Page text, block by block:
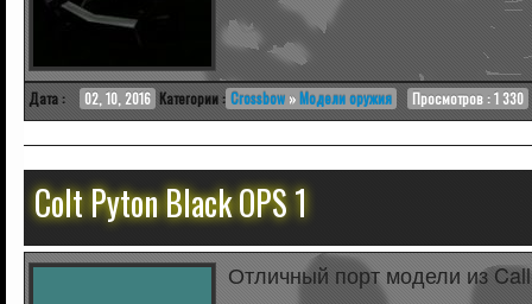
Дата : 02, 10, 2016 Категории : Crossbow »Модели оружия Просмотров : 1 330
Colt Pyton Black OPS 1
Отличный порт модели из